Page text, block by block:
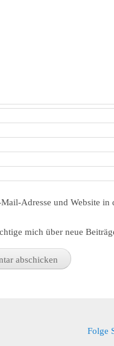
Adresse und Website
mich über neue
Folge